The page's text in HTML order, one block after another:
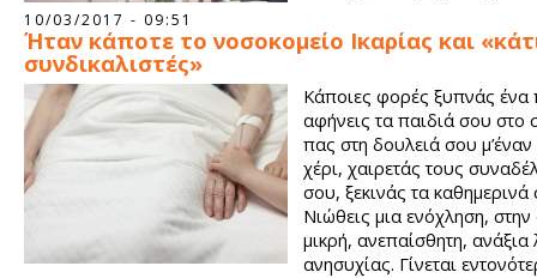
10/03/2017 - 09:51
Ήταν κάποτε το νοσοκομείο Ικαρίας και
συνδικαλιστές»
Κάποιες φορές ξυπνάς ένα
αφήνεις τα παιδιά σου στο
πας στη δουλειά σου
χέρι, χαιρετάς τους
σου, ξεκινάς τα καθημερινά
Νιώθεις μια ενόχληση,
μικρή, ανεπαίσθητη, ανάξια
ανησυχίας. Γίνεται